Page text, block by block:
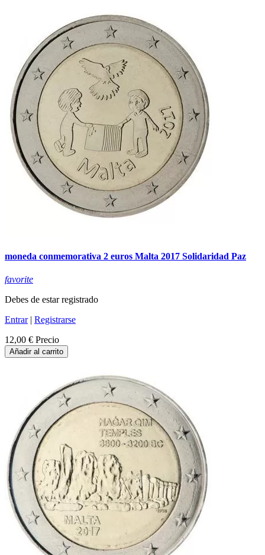
moneda conmemorativa 2 euros Malta 2017 Solidaridad Paz
favorite
Debes de estar registrado
Entrar| Registrarse
12,00 € Precio
Añadir al carrito